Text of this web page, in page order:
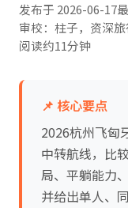
发布于 2026-06-17
审校：柱子，资深旅
阅读约11分钟
📌 核心要点
2026杭州飞匈
中转航线，比
局、平躺能力
并给出单人、